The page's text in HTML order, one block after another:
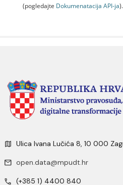
(pogledajte Dokumenаtаcijа API-jа).